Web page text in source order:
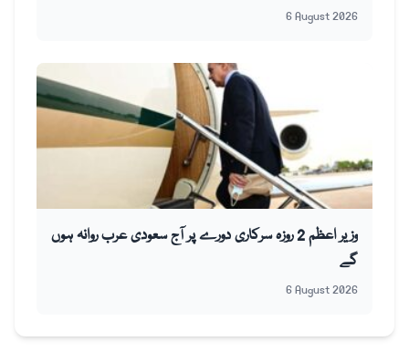
6 August 2026
وزیر اعظم 2 روزہ سرکاری دورے پر آج سعودی عرب روانہ ہوں
گے
6 August 2026